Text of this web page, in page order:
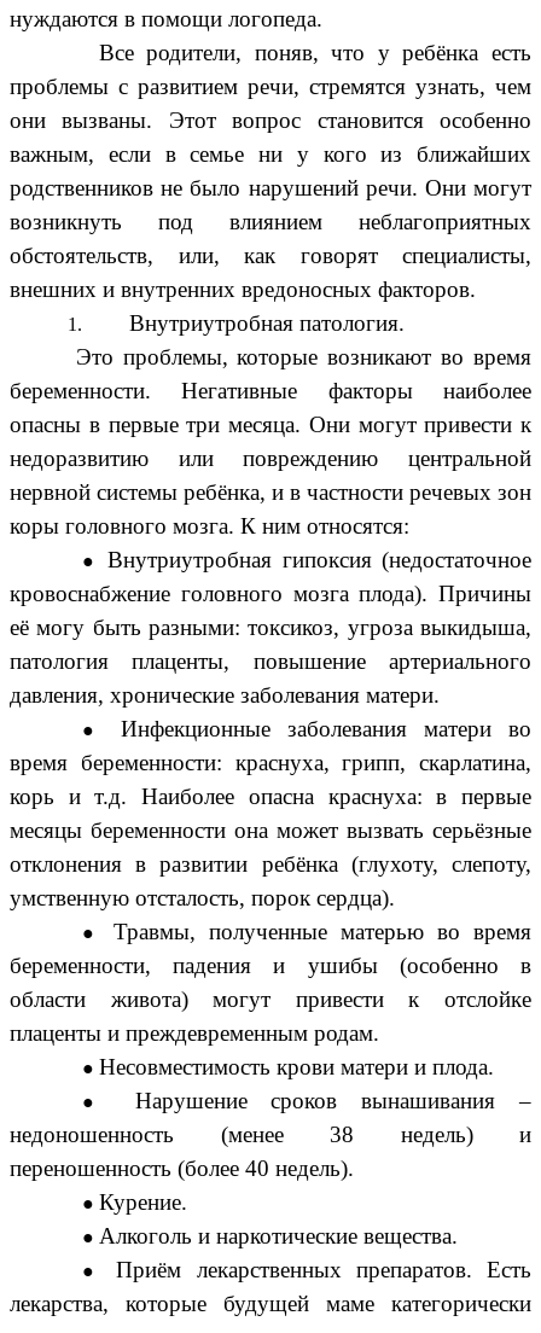
нуждаются в помощи логопеда.
Все родители, поняв, что у ребёнка есть
проблемы с развитием речи, стремятся узнать, чем
они вызваны. Этот вопрос становится особенно
важным, если в семье ни у кого из ближайших
родственников не было нарушений речи. Они могут
возникнуть под влиянием неблагоприятных
обстоятельств, или, как говорят специалисты,
внешних и внутренних вредоносных факторов.
Внутриутробная патология.
Это проблемы, которые возникают во время
беременности.
Негативные факторы наиболее
опасны в первые три месяца. Они могут привести к
недоразвитию или повреждению центральной
нервной системы ребёнка, и в частности речевых зон
коры головного мозга. К ним относятся:
Внутриутробная гипоксия (недостаточное
кровоснабжение головного мозга плода). Причины
её могу быть разными: токсикоз, угроза выкидыша,
патология плаценты, повышение артериального
давления, хронические заболевания матери.
Инфекционные заболевания матери во
время беременности: краснуха, грипп, скарлатина,
корь и т.д. Наиболее опасна краснуха: в первые
месяцы беременности она может вызвать серьёзные
отклонения в развитии ребёнка (глухоту, слепоту,
умственную отсталость, порок сердца).
Травмы, полученные матерью во время
беременности, падения и ушибы (особенно в
области живота) могут привести к отслойке
плаценты и преждевременным родам.
Несовместимость крови матери и плода.
Нарушение сроков вынашивания –
недоношенность (менее 38 недель) и
переношенность (более 40 недель).
Курение.
Алкоголь и наркотические вещества.
Приём лекарственных препаратов. Есть
лекарства, которые будущей маме категорически